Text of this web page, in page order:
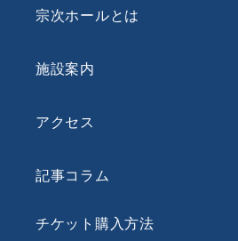
宗次ホールとは
施設案内
アクセス
記事コラム
チケット購入方法